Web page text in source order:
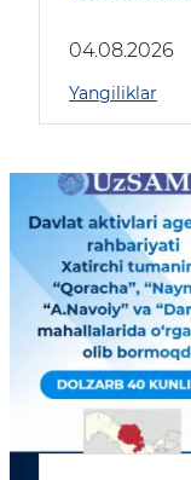
04.08.2026
Yangiliklar